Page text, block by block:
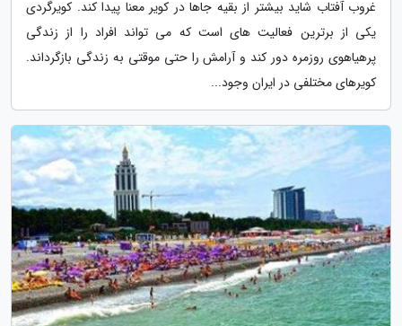
غروب آفتاب شاید بیشتر از بقیه جاها در کویر معنا پیدا کند. کویرگردی
یکی از برترین فعالیت های است که می تواند افراد را از زندگی
پرهیاهوی روزمره دور کند و آرامش را حتی موقتی به زندگی بازگرداند.
کویرهای مختلفی در ایران وجود...